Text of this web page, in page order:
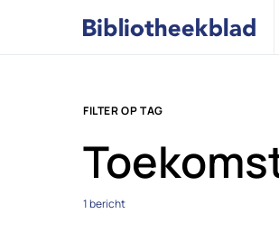
FILTER OP TAG
1 bericht